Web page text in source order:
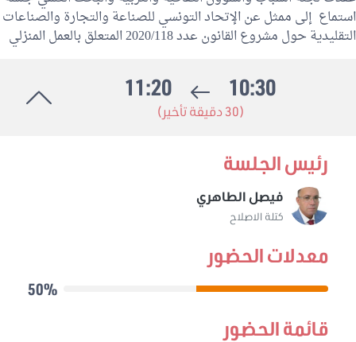
استماع إلى ممثل عن الإتحاد التونسي للصناعة والتجارة والصناعات
التقليدية حول مشروع القانون عدد 2020/118 المتعلق بالعمل المنزلي
10:30
11:20
(30 دقيقة تأخير)
رئيس الجلسة
فيصل الطاهري
كتلة الاصلاح
معدلات الحضور
50%
قائمة الحضور